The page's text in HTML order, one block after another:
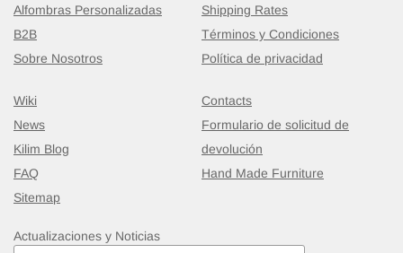
Alfombras Personalizadas
B2B
Sobre Nosotros
Shipping Rates
Términos y Condiciones
Política de privacidad
Wiki
News
Kilim Blog
FAQ
Sitemap
Contacts
Formulario de solicitud de
devolución
Hand Made Furniture
Actualizaciones y Noticias